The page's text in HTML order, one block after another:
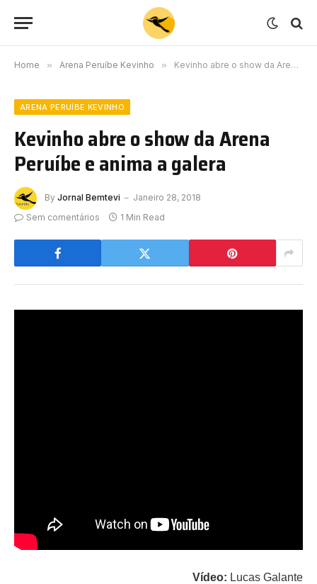
Home » Arena Peruíbe Kevinho » Kevinho abre o show da Arena Peruíbe e anima a galera
ARENA PERUÍBE KEVINHO
Kevinho abre o show da Arena
Peruíbe e anima a galera
By Jornal Bemtevi
Janeiro 28, 2018
Sem comentários
1 Min Read
Vídeo: Lucas Galante